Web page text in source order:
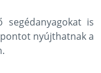
is
nyújthatnak a